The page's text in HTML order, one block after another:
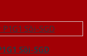
Sồi-SGD